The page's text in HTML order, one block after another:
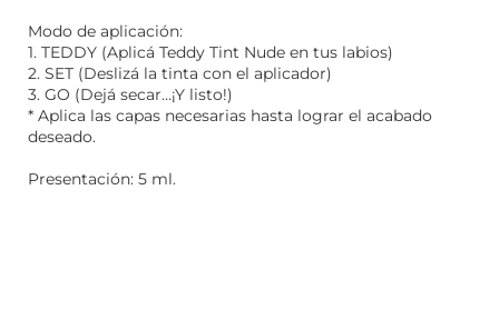
Modo de aplicación:
1. TEDDY (Aplicá Teddy Tint Nude en tus labios)
2. SET (Deslizá la tinta con el aplicador)
3. GO (Dejá secar…¡Y listo!)
* Aplica las capas necesarias hasta lograr el acabado
deseado.
Presentación: 5 ml.